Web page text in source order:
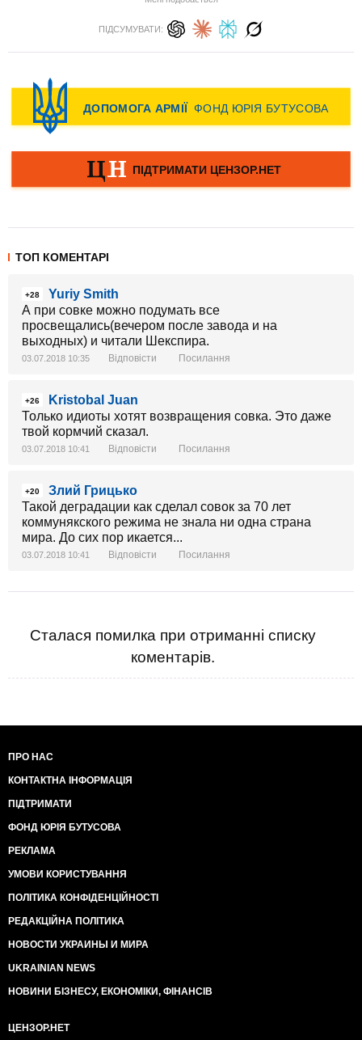
ПІДСУМУВАТИ:
ТОП КОМЕНТАРІ
+28
Yuriy Smith
А при совке можно подумать все
просвещались(вечером после завода и на
выходных) и читали Шекспира.
03.07.2018 10:35 Відповісти Посилання
+26
Kristobal Juan
Только идиоты хотят возвращения совка. Это даже
твой кормчий сказал.
03.07.2018 10:41 Відповісти Посилання
+20
Злий Грицько
Такой деградации как сделал совок за 70 лет
коммунякского режима не знала ни одна страна
мира. До сих пор икается...
03.07.2018 10:41 Відповісти Посилання
Сталася помилка при отриманні списку
коментарів.
ПРО НАС
КОНТАКТНА ІНФОРМАЦІЯ
ПІДТРИМАТИ
ФОНД ЮРІЯ БУТУСОВА
РЕКЛАМА
УМОВИ КОРИСТУВАННЯ
ПОЛІТИКА КОНФІДЕНЦІЙНОСТІ
РЕДАКЦІЙНА ПОЛІТИКА
НОВОСТИ УКРАИНЫ И МИРА
UKRAINIAN NEWS
НОВИНИ БІЗНЕСУ, ЕКОНОМІКИ, ФІНАНСІВ
ЦЕНЗОР.НЕТ